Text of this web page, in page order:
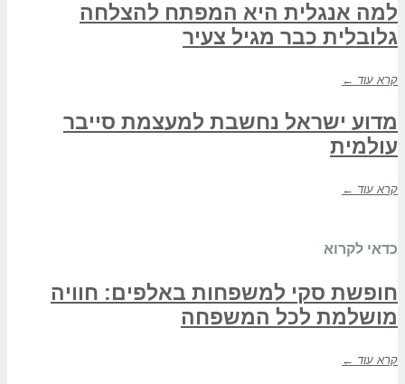
למה אנגלית היא המפתח להצלחה
גלובלית כבר מגיל צעיר
קרא עוד ←
מדוע ישראל נחשבת למעצמת סייבר
עולמית
קרא עוד ←
כדאי לקרוא
חופשת סקי למשפחות באלפים: חוויה
מושלמת לכל המשפחה
קרא עוד ←